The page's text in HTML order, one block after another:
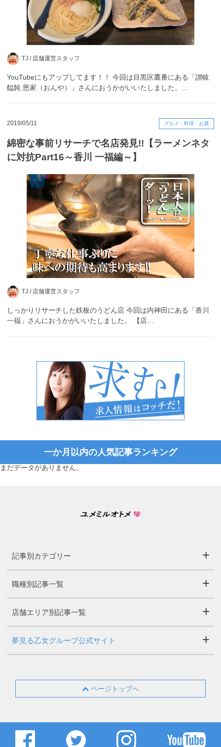
TJ / 店舗運営スタッフ
YouTubeにもアップしてます！！ 今回は目黒区鷹番にある「讃岐
饂飩 恩家（おんや）」さんにおうかがいいたしました。…
2019/05/11 グルメ・料理・お酒
綿密な事前リサーチで名店発見!!【ラーメンネタ
に対抗Part16～香川 一福編～】
TJ / 店舗運営スタッフ
しっかりリサーチした鉄板のうどん店 今回は内神田にある「香川
一福」さんにおうかがいいたしました。 【店…
一か月以内の人気記事ランキング
まだデータがありません。
記事別カテゴリー
職種別記事一覧
店舗エリア別記事一覧
夢見る乙女グループ公式サイト
ページトップへ